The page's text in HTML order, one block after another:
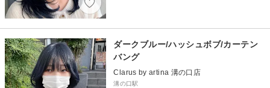
ダークブルー/ハッシュボブ/カーテン
バング
Clarus by artina 溝の口店
溝の口駅